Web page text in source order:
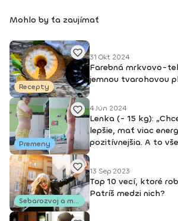
academy), Trnava, 2004 • Kurz tanečnej a pohybovej terapie
Mohlo by ťa zaujímať
Recepty
31 Okt 2024
Farebná mrkvovo-
jemnou tvarohovou
Premeny
4 Jún 2024
Lenka (- 15 kg):
lepšie, mať viac
pozitívnejšia. A to
Sebarozvoj a motivácia
13 Sep 2023
Top 10 vecí, ktoré
Patríš medzi nich?